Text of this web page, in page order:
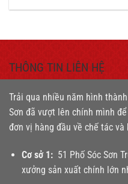
THÔNG TIN LIÊN HỆ
Trải qua nhiều năm hình
Sơn đã vượt lên chính mình
đơn vị hàng đầu về chế tác
Cơ sở 1:51 Phố Sóc Sơn
xưởng sản xuất chính lớn